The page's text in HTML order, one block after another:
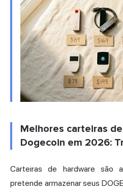
Melhores carteiras
Dogecoin em 2026:
Carteiras de hardware são
pretende armazenar seus